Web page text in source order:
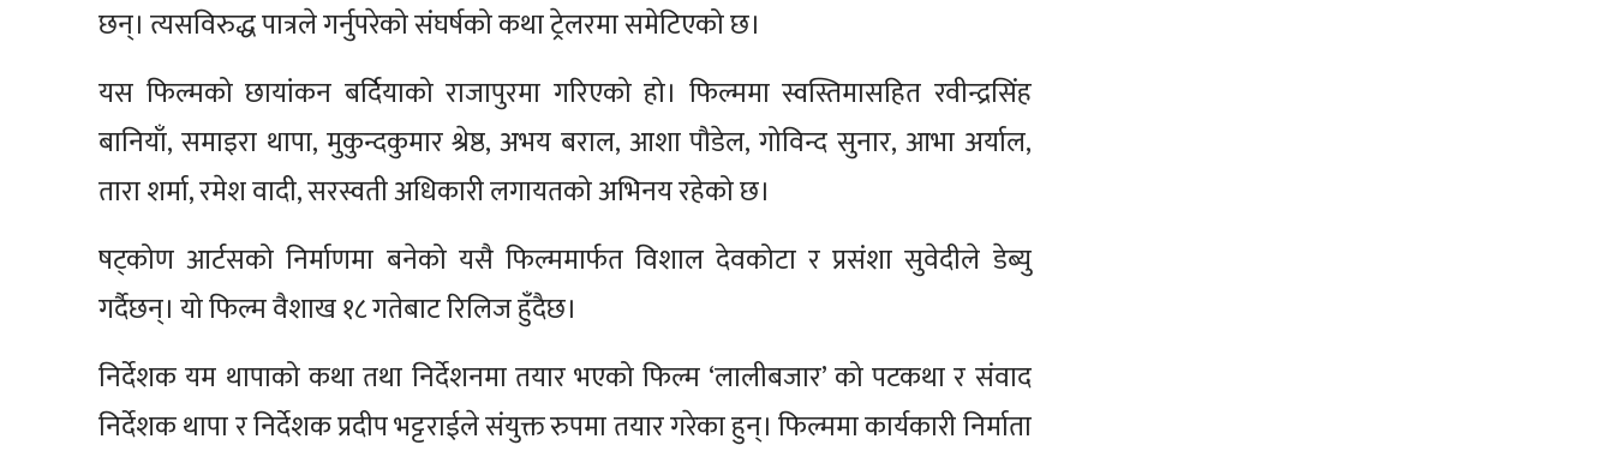
छन्। त्यसविरुद्ध पात्रले गर्नुपरेको संघर्षको कथा ट्रेलरमा समेटिएको छ।
यस फिल्मको छायांकन बर्दियाको राजापुरमा गरिएको हो। फिल्ममा स्वस्तिमासहित रवीन्द्रसिंह
बानियाँ, समाइरा थापा, मुकुन्दकुमार श्रेष्ठ, अभय बराल, आशा पौडेल, गोविन्द सुनार, आभा अर्याल,
तारा शर्मा, रमेश वादी, सरस्वती अधिकारी लगायतको अभिनय रहेको छ।
षट्कोण आर्टसको निर्माणमा बनेको यसै फिल्ममार्फत विशाल देवकोटा र प्रसंशा सुवेदीले डेब्यु
गर्दैछन्। यो फिल्म वैशाख १८ गतेबाट रिलिज हुँदैछ।
निर्देशक यम थापाको कथा तथा निर्देशनमा तयार भएको फिल्म ‘लालीबजार’ को पटकथा र संवाद
निर्देशक थापा र निर्देशक प्रदीप भट्टराईले संयुक्त रुपमा तयार गरेका हुन्। फिल्ममा कार्यकारी निर्माता